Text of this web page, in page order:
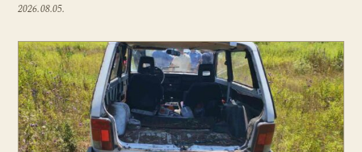
2026.08.05.